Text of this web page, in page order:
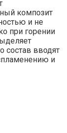
композит
и не
при горении
состав вводят
и